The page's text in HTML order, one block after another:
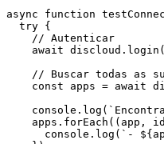
async function